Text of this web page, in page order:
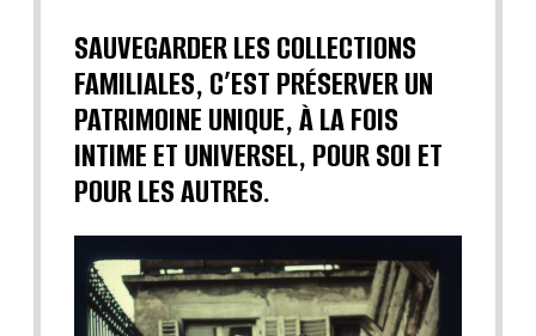
SAUVEGARDER LES COLLECTIONS
FAMILIALES, C’EST PRÉSERVER UN
PATRIMOINE UNIQUE, À LA FOIS
INTIME ET UNIVERSEL, POUR SOI ET
POUR LES AUTRES.